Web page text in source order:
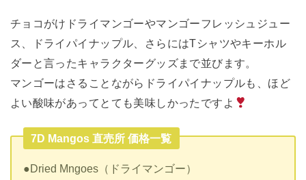
チョコがけドライマンゴーやマンゴーフレッシュジュー
ス、ドライパイナップル、さらにはTシャツやキーホル
ダーと言ったキャラクターグッズまで並びます。
マンゴーはさることながらドライパイナップルも、ほど
よい酸味があってとても美味しかったですよ
7D Mangos 直売所 価格一覧
●Dried Mngoes（ドライマンゴー）